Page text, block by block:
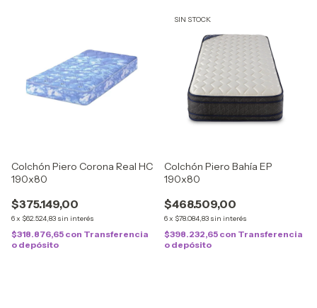
Colchón Piero Corona Real HC
190x80
$375.149,00
6x $62.524,83 sin interés
$318.876,65 con Transferencia
o depósito
SIN STOCK
Colchón Piero Bahía EP
190x80
$468.509,00
6x $78.084,83 sin interés
$398.232,65 con Transferencia
o depósito